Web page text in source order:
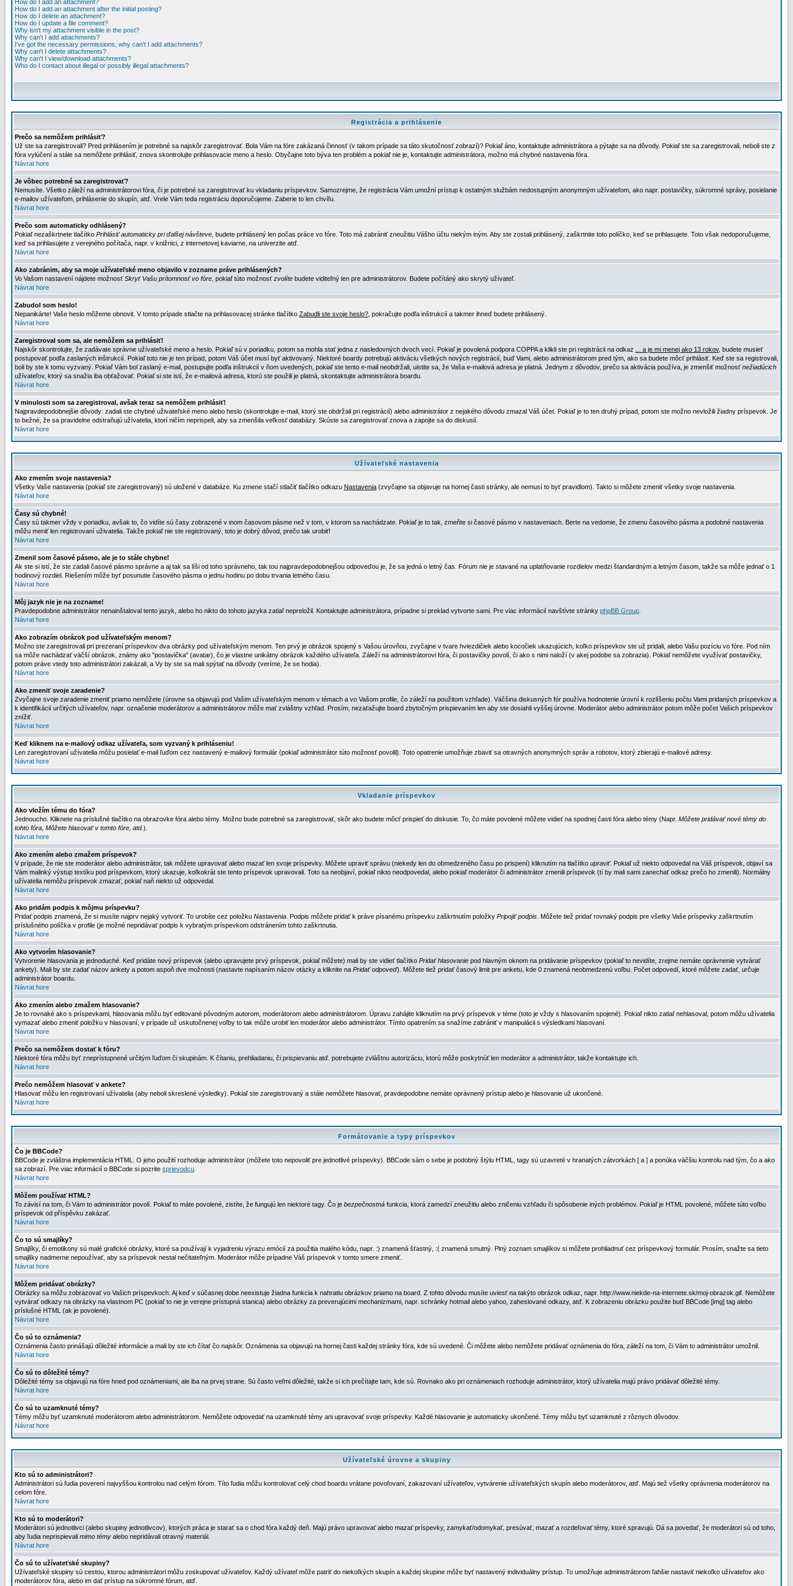
How do I add an attachment?
How do I add an attachment after the initial posting?
How do I delete an attachment?
How do I update a file comment?
Why isn't my attachment visible in the post?
Why can't I add attachments?
I've got the necessary permissions, why can't I add attachments?
Why can't I delete attachments?
Why can't I view/download attachments?
Who do I contact about illegal or possibly illegal attachments?
Registrácia a prihlásenie
Prečo sa nemôžem prihlásiť?
Už ste sa zaregistrovali? Pred prihlásením je potrebné sa najskôr zaregistrovať. Bola Vám na fóre zakázaná činnosť (v takom prípade sa táto skutočnosť zobrazí)? Pokiaľ áno, kontaktujte administrátora a pýtajte sa na dôvody. Pokiaľ ste sa zaregistrovali, neboli ste z
fóra vylúčení a stále sa nemôžete prihlásiť, znova skontrolujte prihlasovacie meno a heslo. Obyčajne toto býva ten problém a pokiaľ nie je, kontaktujte administrátora, možno má chybné nastavenia fóra.
Návrat hore
Je vôbec potrebné sa zaregistrovať?
Nemusíte. Všetko záleží na administrátorovi fóra, či je potrebné sa zaregistrovať ku vkladaniu príspevkov. Samozrejme, že registrácia Vám umožní prístup k ostatným službám nedostupným anonymným užívateľom, ako napr. postavičky, súkromné správy, posielanie
e-mailov užívateľom, prihlásenie do skupín, atď. Vrele Vám teda registráciu doporučujeme. Zaberie to len chvíľu.
Návrat hore
Prečo som automaticky odhlásený?
Pokiaľ nezaškrtnete tlačítko Prihlásiť automaticky pri ďalšej návšteve , budete prihlásený len počas práce vo fóre. Toto má zabrániť zneužitiu Vášho účtu niekým iným. Aby ste zostali prihlásený, zaškrtnite toto políčko, keď se prihlasujete. Toto však nedoporučujeme,
keď sa prihlasujete z verejného počítača, napr. v knižnici, z internetovej kaviarne, na univerzite atď.
Návrat hore
Ako zabránim, aby sa moje užívateľské meno objavilo v zozname práve prihlásených?
Vo Vašom nastavení nájdete možnosťSkryť Vašu prítomnosť vo fóre , pokiaľ túto možnosťzvolíte budete viditeľný len pre administrátorov. Budete počítáný ako skrytý užívateľ.
Návrat hore
Zabudol som heslo!
Nepanikárte! Vaše heslo môžeme obnovit. V tomto prípade stlačte na prihlasovacej stránke tlačítko Zabudli ste svoje heslo? , pokračujte podľa inštrukcií a takmer ihneď budete prihlásený.
Návrat hore
Zaregistroval som sa, ale nemôžem sa prihlásiť!
Najskôr skontrolujte, že zadávate správne užívateľské meno a heslo. Pokiaľ sú v poriadku, potom sa mohla stať jedna z nasledovných dvoch vecí. Pokiaľ je povolená podpora COPPA a klikli ste pri registrácii na odkaz
... a je mi menej ako 13 rokov, budete musieť
postupovať podľa zaslaných inštrukcií. Pokiaľ toto nie je ten prípad, potom Váš účet musí byť aktivovaný. Niektoré boardy potrebujú aktiváciu všetkých nových registrácií, buď Vami, alebo administrátorom pred tým, ako sa budete môcť prihlásiť. Keď ste sa registrovali,
boli by ste k tomu vyzvaný. Pokiaľ Vám bol zaslaný e-mail, postupujte podľa inštrukcií v ňom uvedených, pokiaľ ste tento e-mail neobdržali, uistite sa, že Vaša e-mailová adresa je platná. Jednym z dôvodov, prečo sa aktivácia používa, je zmenšiť možnosťnežiadúcich
užívateľov, ktorý sa snažia iba obťažovať. Pokiaľ si ste istí, že e-mailová adresa, ktorú ste použili je platná, skontaktujte administrátora boardu.
Návrat hore
V minulosti som sa zaregistroval, avšak teraz sa nemôžem prihlásiť!
Najpravdepodobnejšie dôvody: zadali ste chybné uživateľské meno alebo heslo (skontrolujte e-mail, ktorý ste obdržali pri registrácií) alebo administrátor z nejakého dôvodu zmazal Váš účet. Pokiaľ je to ten druhý prípad, potom ste možno nevložili žiadny príspevok. Je
to bežné, že sa pravidelne odstraňujú užívatelia, ktorí ničím neprispeli, aby sa zmenšila veľkosť databázy. Skúste sa zaregistrovať znova a zapojte sa do diskusií.
Návrat hore
Užívateľské nastavenia
Ako zmením svoje nastavenia?
Všetky Vaše nastavenia (pokiaľ ste zaregistrovaný) sú uložené v databáze. Ku zmene stačí stlačiť tlačítko odkazu Nastavenia (zvyčajne sa objavuje na hornej časti stránky, ale nemusí to byť pravidlom). Takto si môžete zmeniť všetky svoje nastavenia.
Návrat hore
Časy sú chybné!
Časy sú takmer vždy v poriadku, avšak to, čo vidíte sú časy zobrazené v inom časovom pásme než v tom, v ktorom sa nachádzate. Pokiaľ je to tak, zmeňte si časové pásmo v nastaveniach. Berte na vedomie, že zmenu časového pásma a podobné nastavenia
môžu meniť len registrovaní uživatelia. Takže pokiaľ nie ste registrovaný, toto je dobrý dôvod, prečo tak urobiť!
Návrat hore
Zmenil som časové pásmo, ale je to stále chybne!
Ak ste si istí, že ste zadali časové pásmo správne a aj tak sa líši od toho správneho, tak tou najpravdepodobnejšou odpoveďou je, že sa jedná o letný čas. Fórum nie je stavané na uplatňovanie rozdielov medzi štandardným a letným časom, takže sa môže jednať o 1
hodinový rozdiel. Riešením môže byť posunutie časového pásma o jednu hodinu po dobu trvania letného času.
Návrat hore
Môj jazyk nie je na zozname!
Pravdepodobne administrátor nenainštaloval tento jazyk, alebo ho nikto do tohoto jazyka zatiaľ nepreložil. Kontaktujte administrátora, prípadne si preklad vytvorte sami. Pre viac informácií navštívte stránky phpBB Group
Návrat hore
Ako zobrazím obrázok pod užívateľským menom?
Možno ste zaregistrovali pri prezeraní príspevkov dva obrázky pod užívateľským menom. Ten prvý je obrázok spojený s Vašou úrovňou, zvyčajne v tvare hviezdičiek alebo kocočiek ukazujúcich, koľko príspevkov ste už pridali, alebo Vašu pozíciu vo fóre. Pod ním
sa môže nachádzať väčší obrázok, známy ako "postavička" (avatar), čo je vlastne unikátny obrázok každého užívateľa. Záleží na administrátorovi fóra, či postavičky povolí, či ako s nimi naloží (v akej podobe sa zobrazia). Pokiaľ nemôžete využívať postavičky,
potom práve vtedy toto administrátori zakázali, a Vy by ste sa mali spýtať na dôvody (veríme, že se hodia).
Návrat hore
Ako zmeniť svoje zaradenie?
Zvyčajne svoje zaradenie zmeniť priamo nemôžete (úrovne sa objavujú pod Vašim užívateľským menom v témach a vo Vašom profile, čo záleží na použitom vzhľade). Väčšina diskusných fór používa hodnotenie úrovní k rozlíšeniu počtu Vami pridaných príspevkov a
k identifikácií určitých užívateľov, napr. označenie moderátorov a administrátorov môže mať zvláštny vzhľad. Prosím, nezaťažujte board zbytočným prispievaním len aby ste dosiahli vyššej úrovne. Moderátor alebo administrátor potom môže počet Vašich príspevkov
znížiť.
Návrat hore
Keď kliknem na e-mailový odkaz užívateľa, som vyzvaný k prihláseniu!
Len zaregistrovaní užívatelia môžu posielať e-mail ľuďom cez nastavený e-mailový formulár (pokiaľ administrátor túto možnosť povolil). Toto opatrenie umožňuje zbaviť sa otravných anonymných správ a robotov, ktorý zbierajú e-mailové adresy.
Návrat hore
Vkladanie príspevkov
Ako vložím tému do fóra?
Jednoucho. Kliknete na príslušné tlačítko na obrazovke fóra alebo témy. Možno bude potrebné sa zaregistrovať, skôr ako budete môcť prispieť do diskusie. To, čo máte povolené môžete vidieť na spodnej časti fóra alebo témy (Napr. Môžete pridávať nové témy do
tohto fóra, Môžete hlasovať v tomto fóre, atd.).
Návrat hore
Ako zmením alebo zmažem príspevok?
V prípade, že nie ste moderátor alebo administrátor, tak môžete upravovať alebo mazať len svoje príspevky. Môžete upraviť správu (niekedy len do obmedzeného času po prispení) kliknutím na tlačítko upraviť. Pokiaľ už niekto odpovedal na Váš príspevok, objaví sa
Vám malinký výstup textíku pod príspevkom, ktorý ukazuje, koľkokrát ste tento príspevok upravovali. Toto sa neobjaví, pokiaľ nikto neodpovedal, alebo pokiaľ moderátor či administrátor zmenili príspevok (tí by mali sami zanechať odkaz prečo ho zmenili). Normálny
užívatelia nemôžu príspevok zmazať, pokiaľ naň niekto už odpovedal.
Návrat hore
Ako pridám podpis k môjmu príspevku?
Pridať podpis znamená, že si musíte najprv nejaký vytvoriť. To urobíte cez položku Nastavenia . Podpis môžete pridať k práve písanému príspevku zaškrtnutím položky Pripojiť podpis . Môžete tiež pridať rovnaký podpis pre všetky Vaše príspevky zaškrtnutím
príslušného políčka v profile (je možné nepridávať podpis k vybratým príspevkom odstránením tohto zaškrtnutia.
Návrat hore
Ako vytvorím hlasovanie?
Vytvorenie hlasovania je jednoduché. Keď pridáte nový príspevok (alebo upravujete prvý príspevok, pokiaľ môžete) mali by ste vidieť tlačítko Pridať hlasovanie pod hlavným oknom na pridávanie príspevkov (pokiaľ to nevidíte, zrejme nemáte oprávnenie vytvárať
ankety). Mali by ste zadať názov ankety a potom aspoň dve možnosti (nastavte napísaním názov otázky a kliknite na Pridať odpoveď). Môžete tiež pridať časový limit pre anketu, kde 0 znamená neobmedzenú voľbu. Počet odpovedí, ktoré môžete zadať, určuje
administrátor boardu.
Návrat hore
Ako zmením alebo zmažem hlasovanie?
Je to rovnaké ako s príspevkami, hlasovania môžu byť editované pôvodným autorom, moderátorom alebo administrátorom. Úpravu zahájite kliknutím na prvý príspevok v téme (toto je vždy s hlasovaním spojené). Pokiaľ nikto zatiaľ nehlasoval, potom môžu užívatelia
vymazať alebo zmeniť položku v hlasovaní, v prípade už uskutočnenej voľby to tak môže urobiť len moderátor alebo administrátor. Tímto opatrením sa snažíme zabrániť v manipulácii s výsledkami hlasovaní.
Návrat hore
Prečo sa nemôžem dostať k fóru?
Niektoré fóra môžu byť zneprístupnené určitým ľuďom či skupinám. K čítaniu, prehliadaniu, či prispievaniu atď. potrebujete zvláštnu autorizáciu, ktorú môže poskytnúť len moderátor a administrátor, takže kontaktujte ich.
Návrat hore
Prečo nemôžem hlasovať v ankete?
Hlasovať môžu len registrovaní užívatelia (aby neboli skreslené výsledky). Pokiaľ ste zaregistrovaný a stále nemôžete hlasovať, pravdepodobne nemáte oprávnený prístup alebo je hlasovanie už ukončené.
Návrat hore
Formátovanie a typy príspevkov
Čo je BBCode?
BBCode je zvláštna implementácia HTML. O jeho použití rozhoduje administrátor (môžete toto nepovoliť pre jednotlivé príspevky). BBCode sám o sebe je podobný štýlu HTML, tagy sú uzavreté v hranatých zátvorkách [ a ] a ponúka väčšiu kontrolu nad tým, čo a ako
sa zobrazí. Pre viac informácií o BBCode si pozrite sprievodcu
Návrat hore
Môžem používať HTML?
To závisí na tom, či Vám to administrátor povolí. Pokiaľ to máte povolené, zistíte, že fungujú len niektoré tagy. Čo je bezpečnostná funkcia, ktorá zamedzí zneužitiu alebo zničeniu vzhľadu či spôsobenie iných problémov. Pokiaľ je HTML povolené, môžete túto voľbu
príspevok od příspěvku zakázať.
Návrat hore
Čo to sú smajlíky?
Smajlíky, či emotikony sú malé grafické obrázky, ktoré sa používají k vyjadreniu výrazu emócií za použitia malého kódu, napr. :) znamená šťastný, :( znamená smutný. Plný zoznam smajlíkov si môžete prohliadnuť cez príspevkový formulár. Prosím, snažte sa tieto
smajlíky nadmerne nepoužívať, aby sa príspevok nestal nečitateľným. Moderátor môže prípadne Váš príspevok v tomto smere zmeniť.
Návrat hore
Môžem pridávať obrázky?
Obrázky sa môžu zobrazovať vo Vašich príspevkoch. Aj keď v súčasnej dobe neexistuje žiadna funkcia k nahratiu obrázkov priamo na board. Z tohto dôvodu musíte uviesť na takýto obrázok odkaz, napr. http://www.niekde-na-internete.sk/moj-obrazok.gif. Nemôžete
vytvárať odkazy na obrázky na vlastnom PC (pokiaľ to nie je verejne prístupná stanica) alebo obrázky za preverujúcimi mechanizmami, napr. schránky hotmail alebo yahoo, zaheslované odkazy, atď. K zobrazeniu obrázku použite buď BBCode [img] tag alebo
príslušné HTML (ak je povolené).
Návrat hore
Čo sú to oznámenia?
Oznámenia často prinášajú dôležité informácie a mali by ste ich čítať čo najskôr. Oznámenia sa objavujú na hornej časti každej stránky fóra, kde sú uvedené. Či môžete alebo nemôžete pridávať oznámenia do fóra, záleží na tom, či Vám to administrátor umožnil.
Návrat hore
Čo sú to dôležité témy?
Dôležité témy sa objavujú na fóre hned pod oznámeniami, ale iba na prvej strane. Sú často veľmi dôležité, takže si ich prečítajte tam, kde sú. Rovnako ako pri oznámeniach rozhoduje administrátor, ktorý užívatelia majú právo pridávať dôležité témy.
Návrat hore
Čo sú to uzamknuté témy?
Témy môžu byť uzamknuté moderátorom alebo administrátorom. Nemôžete odpovedať na uzamknuté témy ani upravovať svoje príspevky. Každé hlasovanie je automaticky ukončené. Témy môžu byť uzamknuté z rôznych dôvodov.
Návrat hore
Užívateľské úrovne a skupiny
Kto sú to administrátori?
Administrátori sú ľudia poverení najvyššou kontrolou nad celým fórom. Títo ľudia môžu kontrolovať celý chod boardu vrátane povoľovaní, zakazovaní užívateľov, vytvárenie užívateľských skupín alebo moderátorov, atď. Majú tiež všetky oprávnenia moderátorov na
celom fóre.
Návrat hore
Kto sú to moderátori?
Moderátori sú jednotlivci (alebo skupiny jednotlivcov), ktorých práca je starať sa o chod fóra každý deň. Majú právo upravovať alebo mazať príspevky, zamykať/odomykať, presúvať, mazať a rozdeľovať témy, ktoré spravujú. Dá sa povedať, že moderátori sú od toho,
aby ľudia neprispievali mimo témy alebo nepridávali otravný materiál.
Návrat hore
Čo sú to užívateťské skupiny?
Užívateľské skupiny sú cestou, ktorou administrátori môžu zoskupovať užívateľov. Každý užívateľ môže patriť do niekoľkých skupín a každej skupine môže byť nastavený individuálny prístup. To umožňuje administrátorom ľahšie nastaviť niekoľko užívateľov ako
moderátorov fóra, alebo im dať prístup na súkromné fórum, atď.